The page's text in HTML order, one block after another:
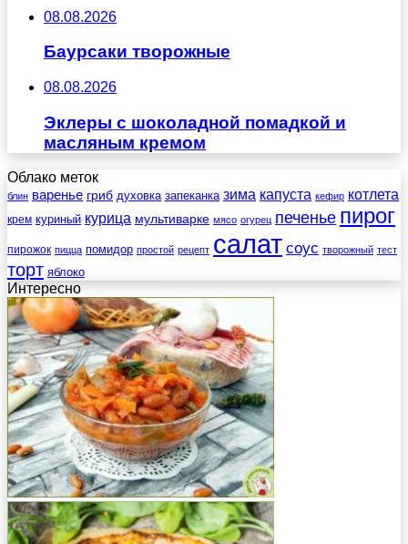
08.08.2026
Баурсаки творожные
08.08.2026
Эклеры с шоколадной помадкой и
масляным кремом
Облако меток
блин варенье гриб духовка запеканка зима капуста кефир котлета
крем куриный курица мультиварке мясо огурец печенье пирог
пирожок пицца помидор простой рецепт салат соус творожный тест
торт яблоко
Интересно